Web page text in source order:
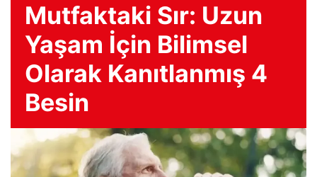
Mutfaktaki Sır: Uzun
Yaşam İçin Bilimsel
Olarak Kanıtlanmış 4
Besin